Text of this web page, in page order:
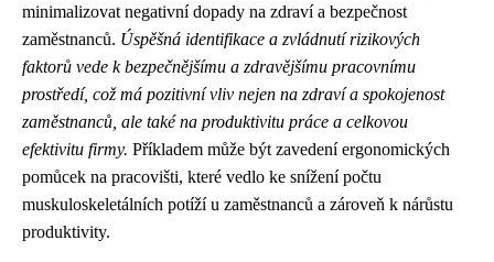
minimalizovat negativní dopady na zdraví a bezpečnost
zaměstnanců. Úspěšná identifikace a zvládnutí rizikových
faktorů vede k bezpečnějšímu a zdravějšímu pracovnímu
prostředí, což má pozitivní vliv nejen na zdraví a spokojenost
zaměstnanců, ale také na produktivitu práce a celkovou
efektivitu firmy. Příkladem může být zavedení ergonomických
pomůcek na pracovišti, které vedlo ke snížení počtu
muskuloskeletálních potíží u zaměstnanců a zároveň k nárůstu
produktivity.